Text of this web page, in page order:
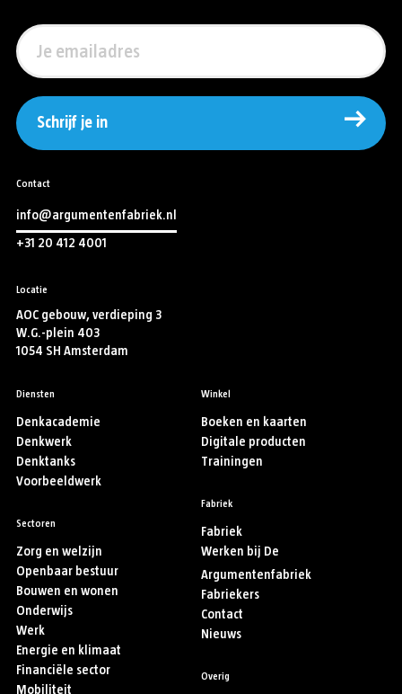
Schrijf je in
Contact
info@argumentenfabriek.nl
+31 20 412 4001
Locatie
AOC gebouw, verdieping 3
W.G.-plein 403
1054 SH Amsterdam
Diensten
Denkacademie
Denkwerk
Denktanks
Voorbeeldwerk
Sectoren
Zorg en welzijn
Openbaar bestuur
Bouwen en wonen
Onderwijs
Werk
Energie en klimaat
Financiële sector
Mobiliteit
Winkel
Boeken en kaarten
Digitale producten
Trainingen
Fabriek
Fabriek
Werken bij De
Argumentenfabriek
Fabriekers
Contact
Nieuws
Overig